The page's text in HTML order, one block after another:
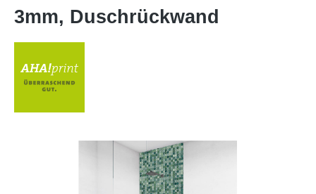
3mm, Duschrückwand